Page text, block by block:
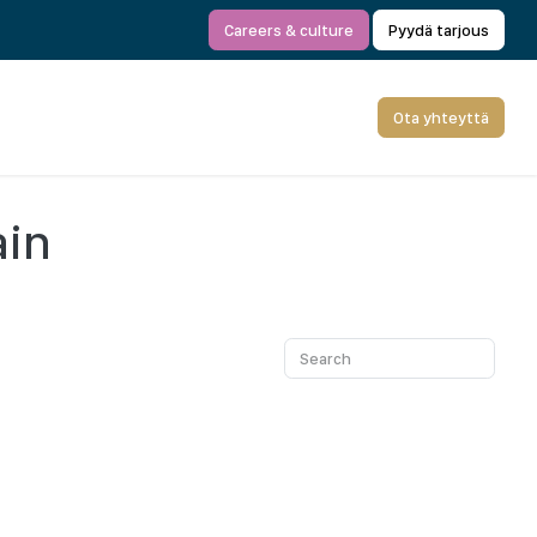
Careers & culture Pyydä tarjous
Ota yhteyttä